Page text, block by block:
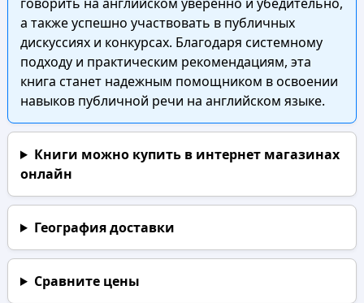
а также успешно участвовать в публичных
дискуссиях и конкурсах. Благодаря системному
подходу и практическим рекомендациям, эта
книга станет надежным помощником в освоении
навыков публичной речи на английском языке.
Книги можно купить в интернет магазинах
онлайн
География доставки
Сравните цены